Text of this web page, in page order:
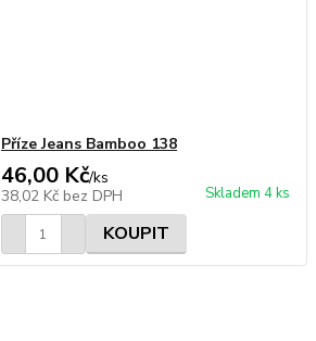
Příze Jeans Bamboo 138
46,00 Kč/ks
38,02 Kč bez DPH Skladem 4 ks
KOUPIT